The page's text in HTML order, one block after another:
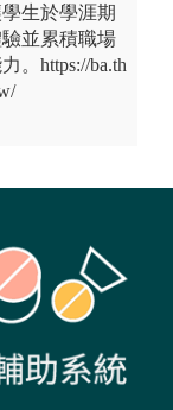
生於學涯期
並累積職場
。https://ba.th